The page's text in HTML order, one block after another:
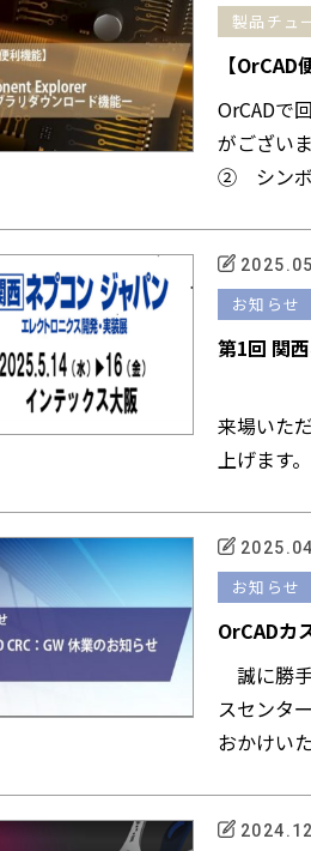
製品チュ
【
OrCADで
がござい
② シンボ
お知らせ
第1回 関
【ご
来場いた
上げます
お知らせ
OrCADカ
誠に勝
スセンタ
おかけい